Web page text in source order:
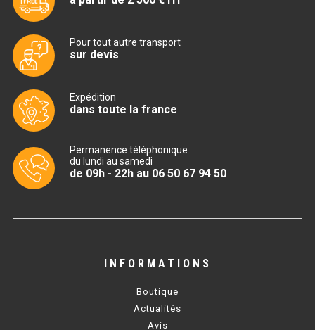
CUISINIÈRE 700 GAZ
CUISINIÈRE 900 GAZ
CUISINIÈRE 700 ÉLECTRIQUE
CUISINIÈRE 900 ÉLECTRIQUE
BAIN MARIE
BAIN MARIE 700 ÉLECTRIQUE
Pour tout autre transport
sur devis
Expédition
dans toute la france
Permanence téléphonique
du lundi au samedi
de 09h - 22h au 06 50 67 94 50
INFORMATIONS
Boutique
Actualités
Avis